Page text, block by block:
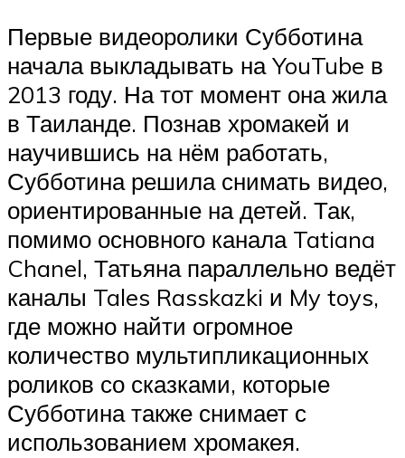
Первые видеоролики Субботина
начала выкладывать на YouTube в
2013 году. На тот момент она жила
в Таиланде. Познав хромакей и
научившись на нём работать,
Субботина решила снимать видео,
ориентированные на детей. Так,
помимо основного канала Tatiana
Chanel, Татьяна параллельно ведёт
каналы Tales Rasskazki и My toys,
где можно найти огромное
количество мультипликационных
роликов со сказками, которые
Субботина также снимает с
использованием хромакея.